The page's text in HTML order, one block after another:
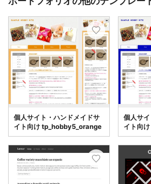
個人サイト・ハンドメイドサ
イト向け tp_hobby5_orange
個人サ
イト向